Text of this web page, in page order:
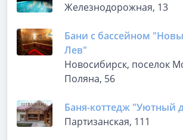
Железнодорожная, 13
Бани с бассейном
Лев"
Новосибирск, поселок
Поляна, 56
Баня-коттедж "Уютный
Партизанская, 111